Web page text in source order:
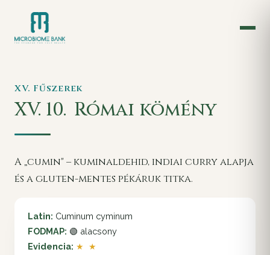
XV. Fűszerek
XV. 10. Római kömény
A „cumin" – kuminaldehid, indiai curry alapja
és a gluten-mentes pékáruk titka.
Latin: Cuminum cyminum
FODMAP: 🟢 alacsony
Evidencia: ★ ★